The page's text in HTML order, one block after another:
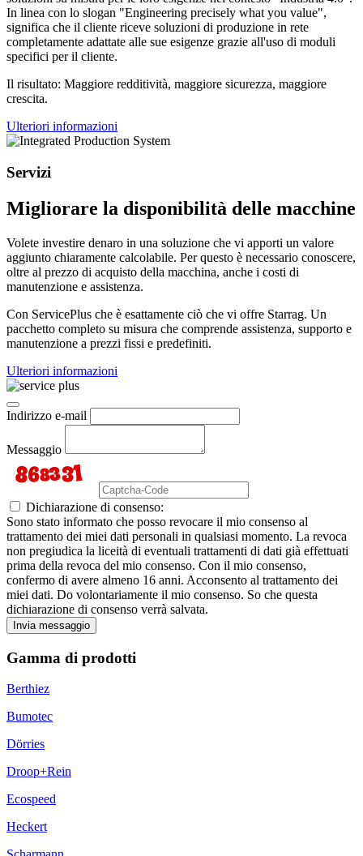
In linea con lo slogan "Engineering precisely what you value",
significa che il cliente riceve soluzioni di produzione in rete
completamente adattate alle sue esigenze grazie all'uso di moduli
specifici per il cliente.
Il risultato: Maggiore redditività, maggiore sicurezza, maggiore
crescita.
Ulteriori informazioni
Servizi
Migliorare la disponibilità delle macchine
Volete investire denaro in una soluzione che vi apporti un valore
aggiunto chiaramente calcolabile. Per questo è necessario conoscere,
oltre al prezzo di acquisto della macchina, anche i costi di
manutenzione e assistenza.
Con ServicePlus che è esattamente ciò che vi offre Starrag. Un
pacchetto completo su misura che comprende assistenza, supporto e
manutenzione a prezzi fissi e predefiniti.
Ulteriori informazioni
Indirizzo e-mail
Messaggio
Dichiarazione di consenso:
Sono stato informato che posso revocare il mio consenso al
trattamento dei miei dati personali in qualsiasi momento. La revoca
non pregiudica la liceità di eventuali trattamenti di dati già effettuati
prima della revoca del mio consenso. Con il mio consenso,
confermo di avere almeno 16 anni. Acconsento al trattamento dei
miei dati. Do volontariamente il mio consenso. So che questa
dichiarazione di consenso verrà salvata.
Invia messaggio
Gamma di prodotti
Berthiez
Bumotec
Dörries
Droop+Rein
Ecospeed
Heckert